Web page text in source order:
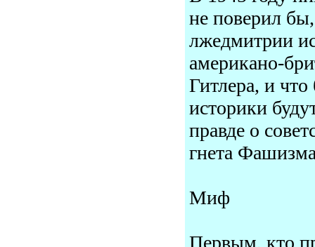
не поверил
лжедмитрии
американо-
Гитлера, и
историки
правде о
гнета
Миф
Первым, кто